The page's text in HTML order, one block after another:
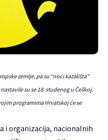
zemlje, pa su “noći kazališta”
su se 18. studenog u Češkoj,
programima Hrvatskoj će se
i organizacija, nacionalnih